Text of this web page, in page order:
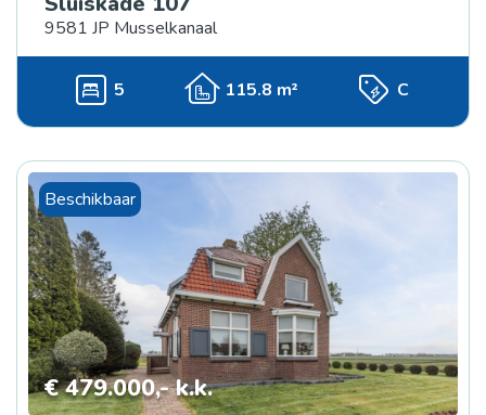
9581 JP Musselkanaal
5 115.8 m² C
Beschikbaar
€ 479.000,- k.k.